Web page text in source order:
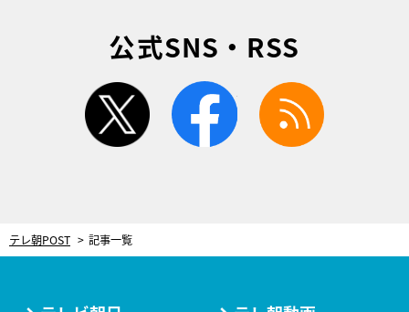
公式SNS・RSS
twitter facebook
テレ朝POST 記事一覧